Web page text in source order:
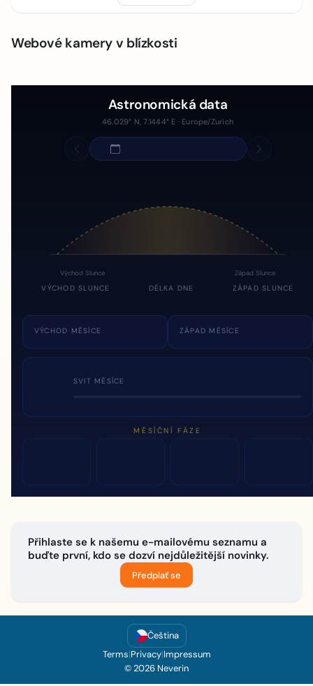
Webové kamery v blízkosti
Astronomická data
46.029° N, 7.1444° E · Europe/Zurich
Východ Slunce Západ Slunce
VÝCHOD SLUNCE DÉLKA DNE ZÁPAD SLUNCE
VÝCHOD MĚSÍCE ZÁPAD MĚSÍCE
SVIT MĚSÍCE
MĚSÍČNÍ FÁZE
Přihlaste se k našemu e-mailovému seznamu a
buďte první, kdo se dozví nejdůležitější novinky.
Předplať se
Čeština
Terms|Privacy|Impressum
© 2026 Neverin